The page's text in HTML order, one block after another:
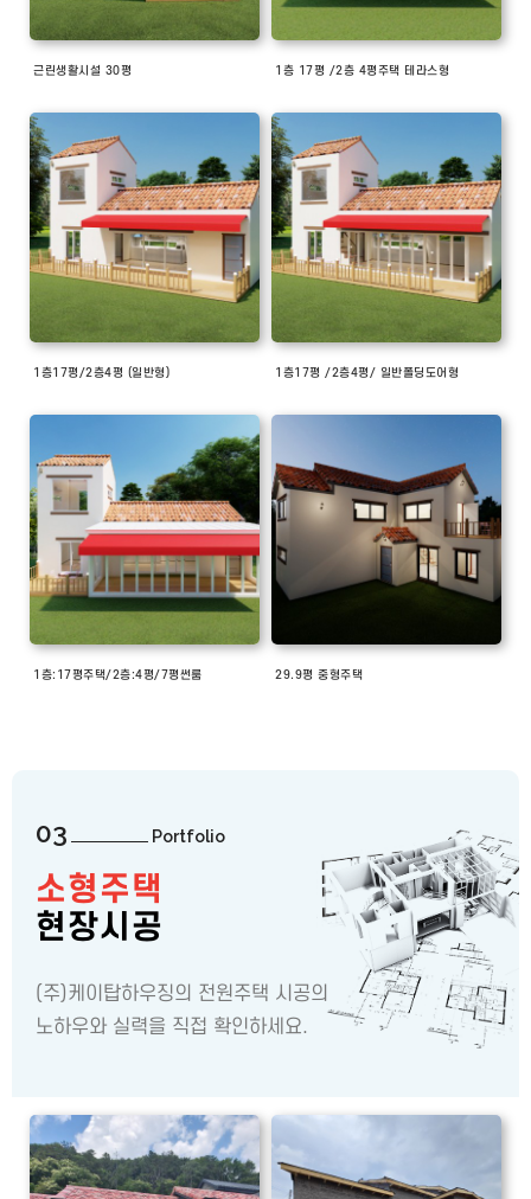
근린생활시설 30평 1층 17평 /2층 4평주택 테라스형
1층17평/2층4평 (일반형) 1층17평 /2층4평/ 일반폴딩도어형
1층:17평주택/2층:4평/7평썬룸 29.9평 중형주택
03 Portfolio
소형주택
현장시공
(주)케이탑하우징의 전원주택 시공의
노하우와 실력을 직접 확인하세요.